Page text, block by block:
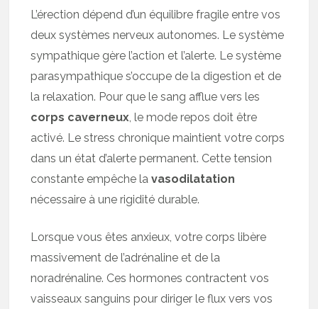
L’érection dépend d’un équilibre fragile entre vos
deux systèmes nerveux autonomes. Le système
sympathique gère l’action et l’alerte. Le système
parasympathique s’occupe de la digestion et de
la relaxation. Pour que le sang afflue vers les
corps caverneux, le mode repos doit être
activé. Le stress chronique maintient votre corps
dans un état d’alerte permanent. Cette tension
constante empêche lavasodilatation
nécessaire à une rigidité durable.
Lorsque vous êtes anxieux, votre corps libère
massivement de l’adrénaline et de la
noradrénaline. Ces hormones contractent vos
vaisseaux sanguins pour diriger le flux vers vos